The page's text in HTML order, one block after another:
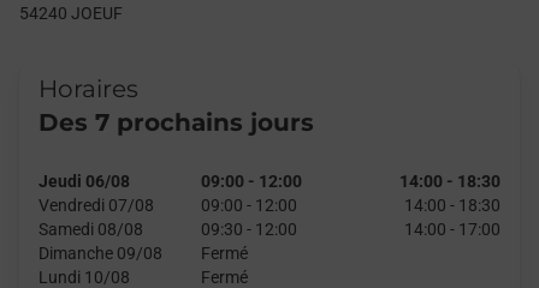
54240 JOEUF
Horaires
Des 7 prochains jours
Jeudi 06/08 09:00 - 12:00 14:00 - 18:30
Vendredi 07/08
09:00 - 12:00 14:00 - 18:30
Samedi 08/08
09:30 - 12:00 14:00 - 17:00
Dimanche 09/08
Fermé
Lundi 10/08
Fermé